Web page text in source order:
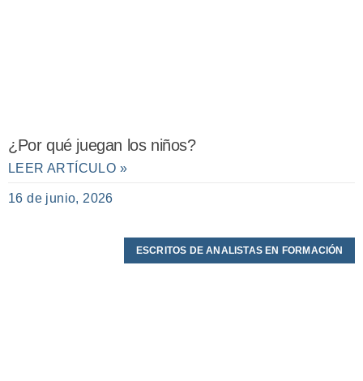
¿Por qué juegan los niños?
LEER ARTÍCULO »
16 de junio, 2026
ESCRITOS DE ANALISTAS EN FORMACIÓN